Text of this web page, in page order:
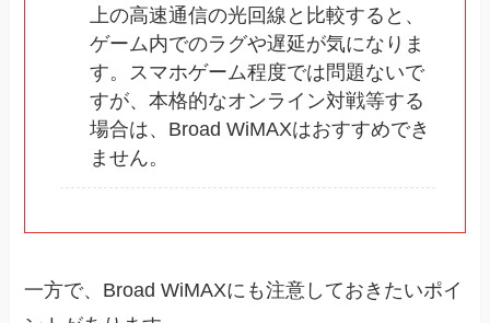
上の高速通信の光回線と比較すると、
ゲーム内でのラグや遅延が気になりま
す。スマホゲーム程度では問題ないで
すが、本格的なオンライン対戦等する
場合は、Broad WiMAXはおすすめでき
ません。
一方で、Broad WiMAXにも注意しておきたいポイ